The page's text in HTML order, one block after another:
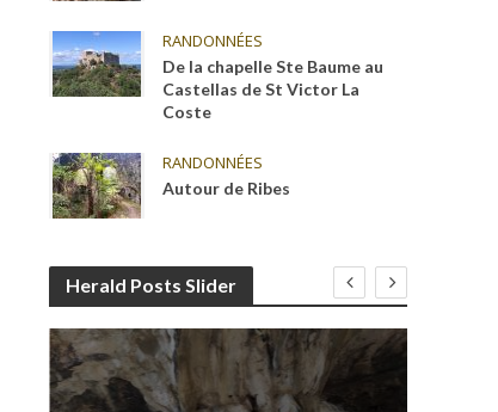
RANDONNÉES
De la chapelle Ste Baume au
Castellas de St Victor La
Coste
RANDONNÉES
Autour de Ribes
Herald Posts Slider